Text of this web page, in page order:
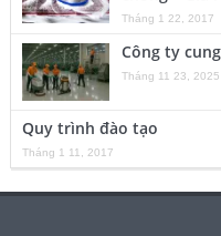
Tháng 1 22, 2017
Công ty
Tháng 11 23, 2025
Quy trình đào tạo
Tháng 1 11, 2017